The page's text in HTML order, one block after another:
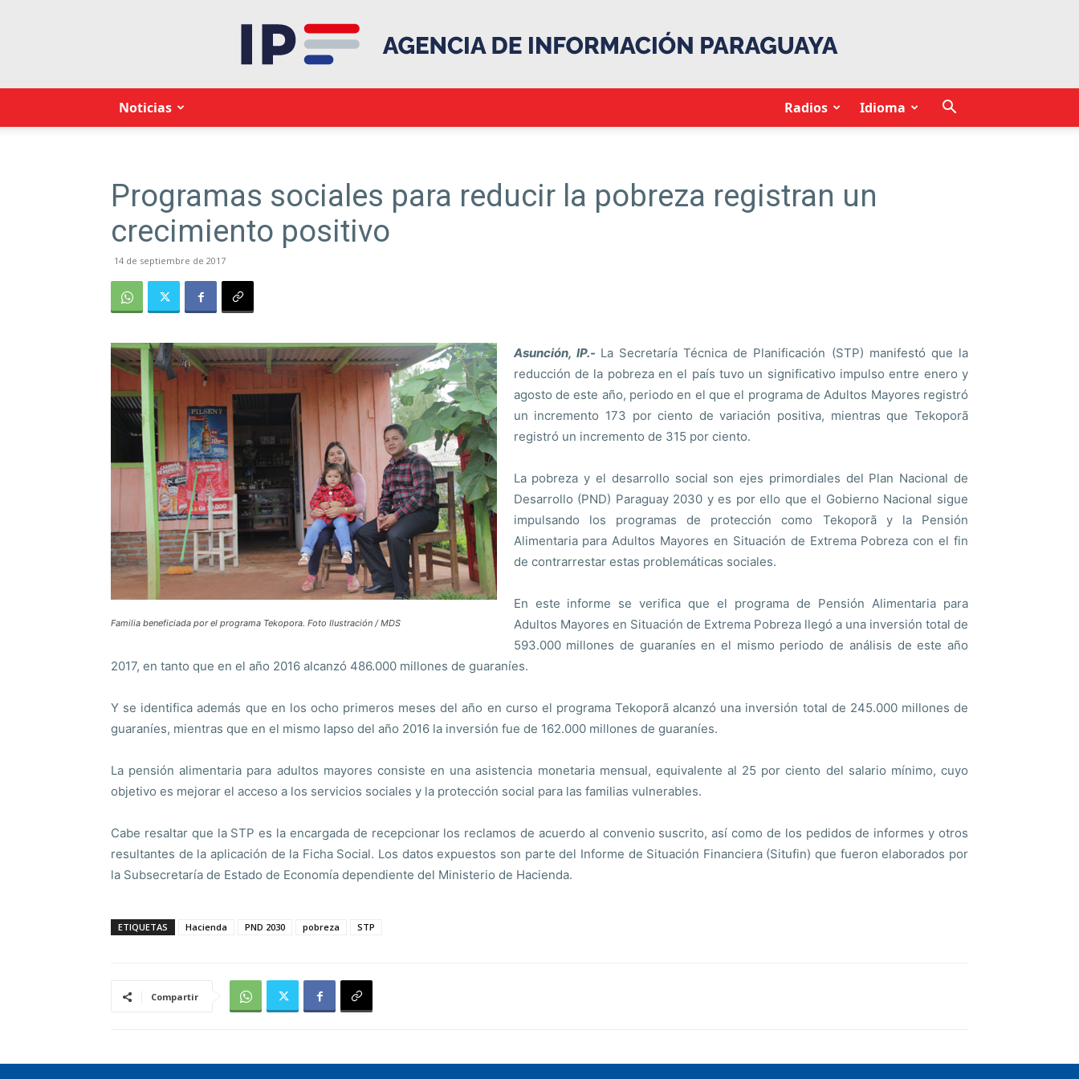
Noticias Idioma
Radios
Programas sociales para reducir la pobreza registran un
crecimiento positivo
14 de septiembre de 2017
Familia beneficiada por el programa Tekopora. Foto Ilustración / MDS
Asunción, IP.- La Secretaría Técnica de Planificación (STP) manifestó que la
reducción de la pobreza en el país tuvo un significativo impulso entre enero y
agosto de este año, periodo en el que el programa de Adultos Mayores registró
un incremento 173 por ciento de variación positiva, mientras que Tekoporã
registró un incremento de 315 por ciento.
La pobreza y el desarrollo social son ejes primordiales del Plan Nacional de
Desarrollo (PND) Paraguay 2030 y es por ello que el Gobierno Nacional sigue
impulsando los programas de protección como Tekoporã y la Pensión
Alimentaria para Adultos Mayores en Situación de Extrema Pobreza con el fin
de contrarrestar estas problemáticas sociales.
En este informe se verifica que el programa de Pensión Alimentaria para
Adultos Mayores en Situación de Extrema Pobreza llegó a una inversión total de
593.000 millones de guaraníes en el mismo periodo de análisis de este año
2017, en tanto que en el año 2016 alcanzó 486.000 millones de guaraníes.
Y se identifica además que en los ocho primeros meses del año en curso el programa Tekoporã alcanzó una inversión total de 245.000 millones de
guaraníes, mientras que en el mismo lapso del año 2016 la inversión fue de 162.000 millones de guaraníes.
La pensión alimentaria para adultos mayores consiste en una asistencia monetaria mensual, equivalente al 25 por ciento del salario mínimo, cuyo
objetivo es mejorar el acceso a los servicios sociales y la protección social para las familias vulnerables.
Cabe resaltar que la STP es la encargada de recepcionar los reclamos de acuerdo al convenio suscrito, así como de los pedidos de informes y otros
resultantes de la aplicación de la Ficha Social. Los datos expuestos son parte del Informe de Situación Financiera (Situfin) que fueron elaborados por
la Subsecretaría de Estado de Economía dependiente del Ministerio de Hacienda.
ETIQUETAS Hacienda PND 2030 pobreza STP
Compartir